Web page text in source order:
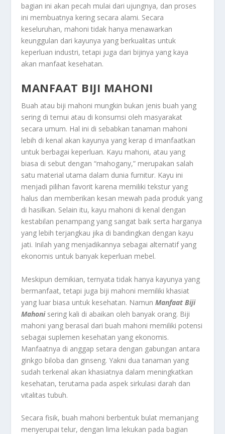
bagian ini akan pecah mulai dari ujungnya, dan proses
ini membuatnya kering secara alami. Secara
keseluruhan, mahoni tidak hanya menawarkan
keunggulan dari kayunya yang berkualitas untuk
keperluan industri, tetapi juga dari bijinya yang kaya
akan manfaat kesehatan.
MANFAAT BIJI MAHONI
Buah atau biji mahoni mungkin bukan jenis buah yang
sering di temui atau di konsumsi oleh masyarakat
secara umum. Hal ini di sebabkan tanaman mahoni
lebih di kenal akan kayunya yang kerap d imanfaatkan
untuk berbagai keperluan. Kayu mahoni, atau yang
biasa di sebut dengan “mahogany,” merupakan salah
satu material utama dalam dunia furnitur. Kayu ini
menjadi pilihan favorit karena memiliki tekstur yang
halus dan memberikan kesan mewah pada produk yang
di hasilkan. Selain itu, kayu mahoni di kenal dengan
kestabilan penampang yang sangat baik serta harganya
yang lebih terjangkau jika di bandingkan dengan kayu
jati. Inilah yang menjadikannya sebagai alternatif yang
ekonomis untuk banyak keperluan mebel.
Meskipun demikian, ternyata tidak hanya kayunya yang
bermanfaat, tetapi juga biji mahoni memiliki khasiat
yang luar biasa untuk kesehatan. NamunManfaat Biji
Mahoni sering kali di abaikan oleh banyak orang. Biji
mahoni yang berasal dari buah mahoni memiliki potensi
sebagai suplemen kesehatan yang ekonomis.
Manfaatnya di anggap setara dengan gabungan antara
ginkgo biloba dan ginseng. Yakni dua tanaman yang
sudah terkenal akan khasiatnya dalam meningkatkan
kesehatan, terutama pada aspek sirkulasi darah dan
vitalitas tubuh.
Secara fisik, buah mahoni berbentuk bulat memanjang
menyerupai telur, dengan lima lekukan pada bagian